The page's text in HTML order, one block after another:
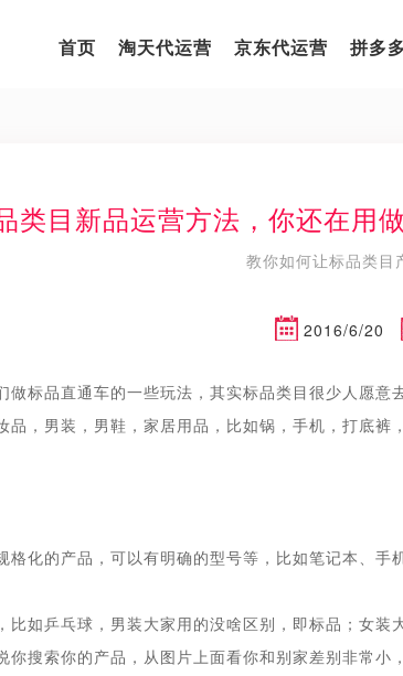
首页 淘天代运营 京东代运营 拼多
类目新品运营方法，你还在用
教你如何让标品类目
2016/6/20
做标品直通车的一些玩法，其实标品类目很少人愿
品，男装，男鞋，家居用品，比如锅，手机，打底
格化的产品，可以有明确的型号等，比如笔记本、
比如乒乓球，男装大家用的没啥区别，即标品；女
你搜索你的产品，从图片上面看你和别家差别非常小